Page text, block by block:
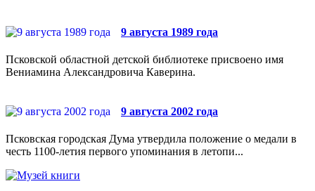
9 августа 1989 года
Псковской областной детской библиотеке присвоено имя
Вениамина Александровича Каверина.
9 августа 2002 года
Псковская городская Дума утвердила положение о медали в
честь 1100-летия первого упоминания в летопи...